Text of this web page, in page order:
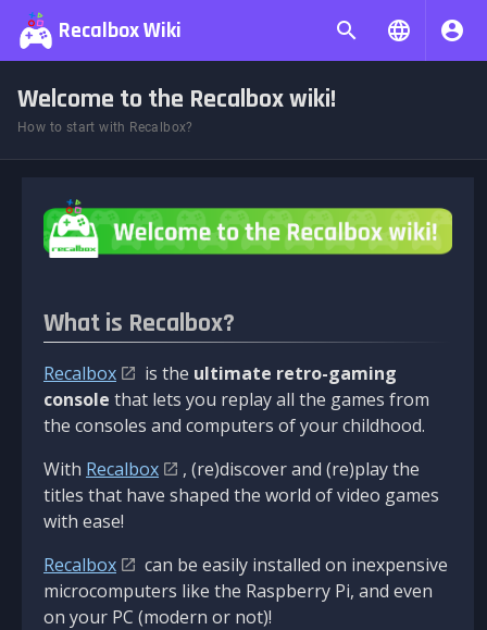
Recalbox Wiki
Welcome to the Recalbox wiki!
How to start with Recalbox?
What is Recalbox?
Recalbox is the ultimate retro-gaming
console that lets you replay all the games from
the consoles and computers of your childhood.
With Recalbox
, (re)discover and (re)play the
titles that have shaped the world of video games
with ease!
Recalbox
can be easily installed on inexpensive
microcomputers like the Raspberry Pi, and even
on your PC (modern or not)!